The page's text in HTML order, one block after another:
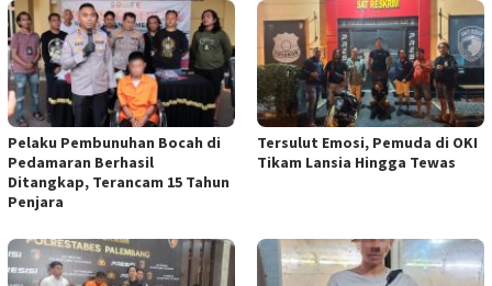
Pelaku Pembunuhan Bocah di
Pedamaran Berhasil
Ditangkap, Terancam 15 Tahun
Penjara
Tersulut Emosi, Pemuda di OKI
Tikam Lansia Hingga Tewas